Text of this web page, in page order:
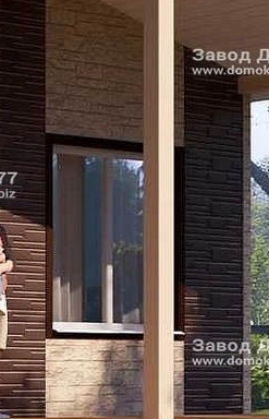
сборки коробки дома и крыши